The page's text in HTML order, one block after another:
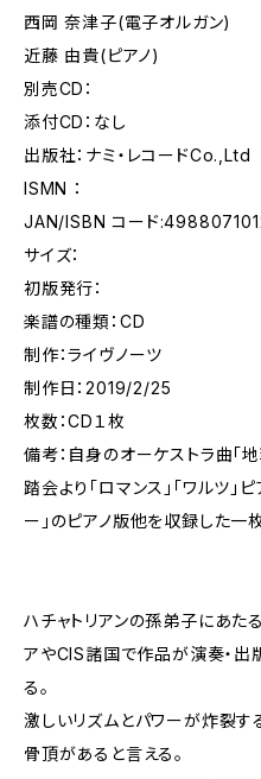
西岡 奈津子(電子オルガン)
近藤 由貴(ピアノ)
別売CD：
添付CD：なし
出版社：ナミ・レコードCo.,Ltd
ISMN ：
JAN/ISBN コード
サイズ：
初版発行：
楽譜の種類：CD
制作：ライヴノーツ
制作日：2019/2/25
枚数：CD１枚
備考：自身のオーケストラ曲「
踏会より「ロマンス」「ワルツ」
ー」のピアノ版他を収録した一枚
ハチャトリアンの孫弟子にあた
アやCIS諸国で作品が演奏・出
る。
激しいリズムとパワーが炸裂す
骨頂があると言える。